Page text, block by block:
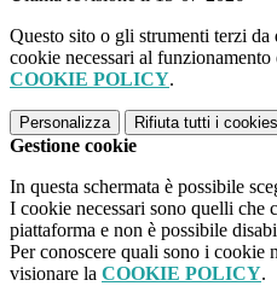
Questo sito o gli strumenti terzi
cookie necessari al
COOKIE POLICY.
Personalizza Rifiuta tutti i cookies
Gestione cookie
In questa schermata è possibile
I cookie necessari sono quelli che
piattaforma e non è possibile
Per conoscere quali sono i cookie
visionare la COOKIE POLICY.